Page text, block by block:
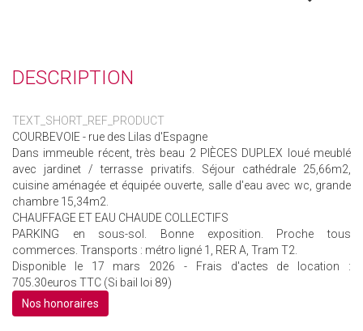
DESCRIPTION
TEXT_SHORT_REF_PRODUCT
COURBEVOIE - rue des Lilas d'Espagne
Dans immeuble récent, très beau 2 PIÈCES DUPLEX loué meublé
avec jardinet / terrasse privatifs. Séjour cathédrale 25,66m2,
cuisine aménagée et équipée ouverte, salle d'eau avec wc, grande
chambre 15,34m2.
CHAUFFAGE ET EAU CHAUDE COLLECTIFS
PARKING en sous-sol. Bonne exposition. Proche tous
commerces. Transports : métro ligné 1, RER A, Tram T2.
Disponible le 17 mars 2026 - Frais d'actes de location :
705.30euros TTC (Si bail loi 89)
Nos honoraires